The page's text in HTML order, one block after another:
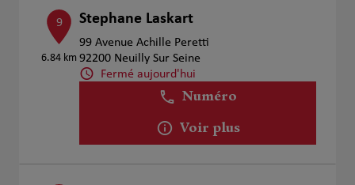
9
6.84 km
Stephane Laskart
99 Avenue Achille Peretti
92200 Neuilly Sur Seine
Fermé aujourd'hui
Numéro
Voir plus